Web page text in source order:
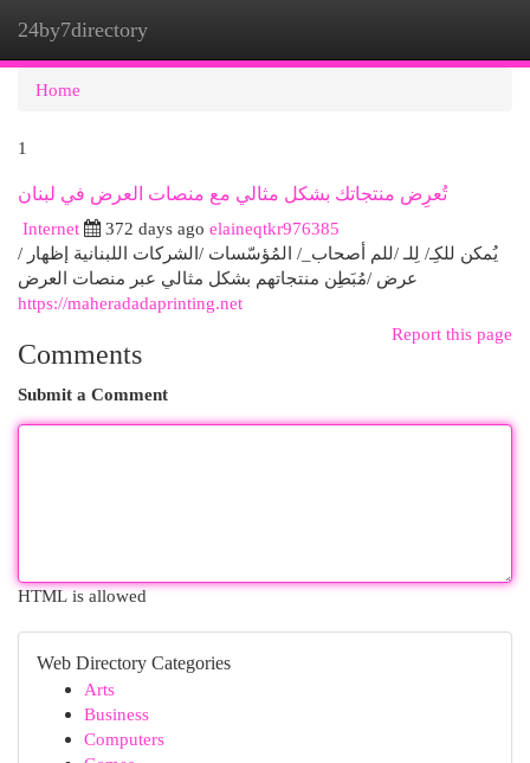
24by7directory
Home
1
تُعرِض منتجاتك بشكل مثالي مع منصات العرض في لبنان
Internet
372 days ago elaineqtkr976385
يُمكن للكِـ/ لِلـ /للم أصحاب_/ المُؤسّسات /الشركات اللبنانية إظهار /
عرض /مُبَطِن منتجاتهم بشكل مثالي عبر منصات العرض
https://maheradadaprinting.net
Report this page
Comments
Submit a Comment
HTML is allowed
Web Directory Categories
Arts
Business
Computers